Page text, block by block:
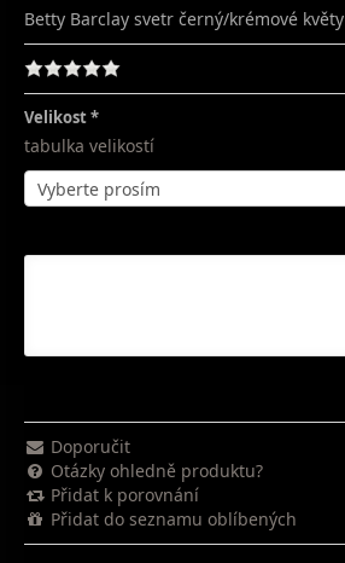
Betty Barclay svetr černý/krémové květy
Velikost
tabulka velikostí
Doporučit
Otázky ohledně produktu?
Přidat k porovnání
Přidat do seznamu oblíbených